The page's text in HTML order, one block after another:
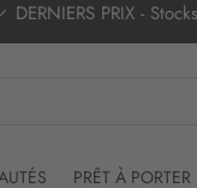
DERNIERS PRIX -
PRÊT À PORTER